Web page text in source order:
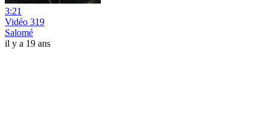
3:21
Vidéo 319
Salomé
il y a 19 ans